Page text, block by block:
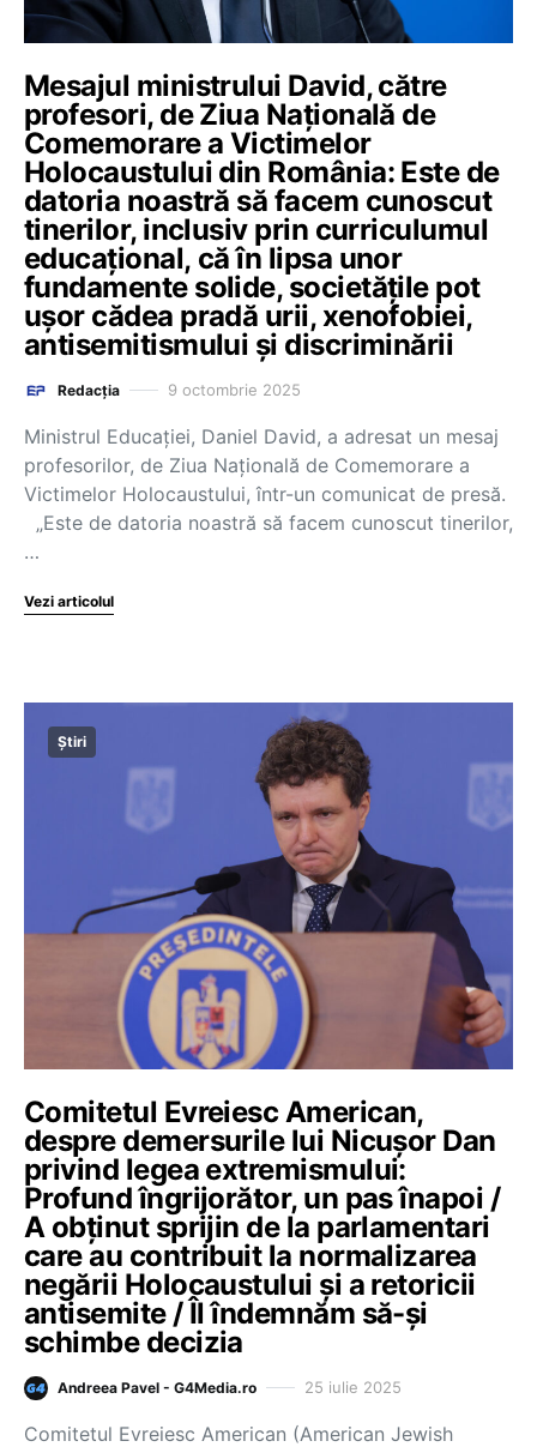
Mesajul ministrului David, către
profesori, de Ziua Națională de
Comemorare a Victimelor
Holocaustului din România: Este de
datoria noastră să facem cunoscut
tinerilor, inclusiv prin curriculumul
educațional, că în lipsa unor
fundamente solide, societățile pot
ușor cădea pradă urii, xenofobiei,
antisemitismului și discriminării
Redacția 9 octombrie 2025
Ministrul Educației, Daniel David, a adresat un mesaj
profesorilor, de Ziua Națională de Comemorare a
Victimelor Holocaustului, într-un comunicat de presă.
„Este de datoria noastră să facem cunoscut tinerilor,
…
Vezi articolul
Știri
Comitetul Evreiesc American,
despre demersurile lui Nicușor Dan
privind legea extremismului:
Profund îngrijorător, un pas înapoi /
A obținut sprijin de la parlamentari
care au contribuit la normalizarea
negării Holocaustului și a retoricii
antisemite / Îl îndemnăm să-și
schimbe decizia
Andreea Pavel - G4Media.ro 25 iulie 2025
Comitetul Evreiesc American (American Jewish